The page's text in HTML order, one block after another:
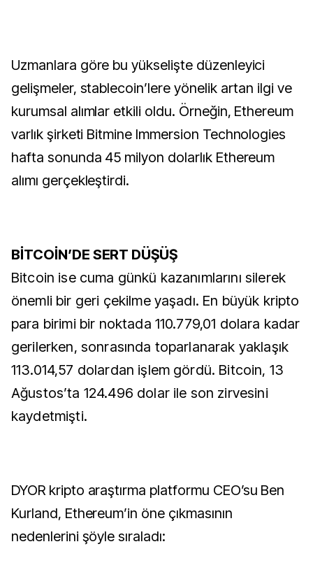
Uzmanlara göre bu yükselişte düzenleyici
gelişmeler, stablecoin’lere yönelik artan ilgi ve
kurumsal alımlar etkili oldu. Örneğin, Ethereum
varlık şirketi Bitmine Immersion Technologies
hafta sonunda 45 milyon dolarlık Ethereum
alımı gerçekleştirdi.
BİTCOİN’DE SERT DÜŞÜŞ
Bitcoin ise cuma günkü kazanımlarını silerek
önemli bir geri çekilme yaşadı. En büyük kripto
para birimi bir noktada 110.779,01 dolara kadar
gerilerken, sonrasında toparlanarak yaklaşık
113.014,57 dolardan işlem gördü. Bitcoin, 13
Ağustos’ta 124.496 dolar ile son zirvesini
kaydetmişti.
DYOR kripto araştırma platformu CEO’su Ben
Kurland, Ethereum’in öne çıkmasının
nedenlerini şöyle sıraladı: